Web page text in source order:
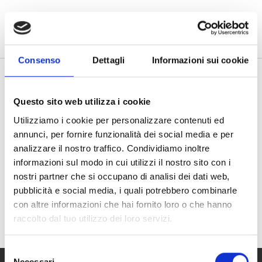
Consenso Dettagli Informazioni sui cookie
Questo sito web utilizza i cookie
Utilizziamo i cookie per personalizzare contenuti ed
annunci, per fornire funzionalità dei social media e per
analizzare il nostro traffico. Condividiamo inoltre
informazioni sul modo in cui utilizzi il nostro sito con i
nostri partner che si occupano di analisi dei dati web,
pubblicità e social media, i quali potrebbero combinarle
con altre informazioni che hai fornito loro o che hanno
raccolto dal tuo utilizzo dei loro servizi.
Selezione
Vai al contenuto principale
search menu
description BRUGNERA - Carta della qualità -
1.04MB - PDF